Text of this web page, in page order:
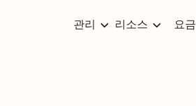
관리 리소스 요금